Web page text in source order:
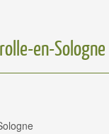
en-Sologne